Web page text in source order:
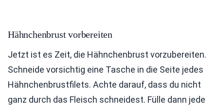
Hähnchenbrust vorbereiten
Jetzt ist es Zeit, die Hähnchenbrust vorzubereiten.
Schneide vorsichtig eine Tasche in die Seite jedes
Hähnchenbrustfilets. Achte darauf, dass du nicht
ganz durch das Fleisch schneidest. Fülle dann jede